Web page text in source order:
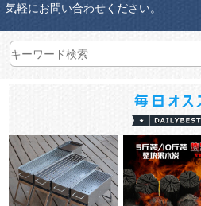
気軽にお問い合わせください。